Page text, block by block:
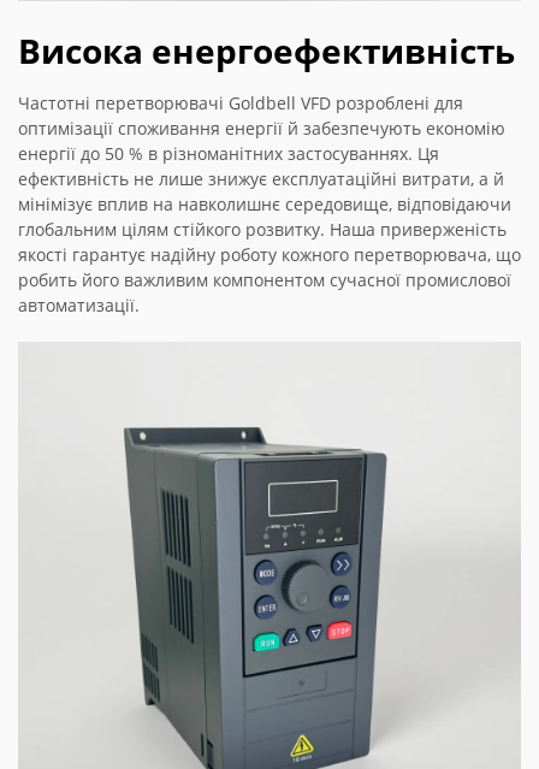
Висока енергоефективність
Частотні перетворювачі Goldbell VFD розроблені для
оптимізації споживання енергії й забезпечують економію
енергії до 50 % в різноманітних застосуваннях. Ця
ефективність не лише знижує експлуатаційні витрати, а й
мінімізує вплив на навколишнє середовище, відповідаючи
глобальним цілям стійкого розвитку. Наша приверженість
якості гарантує надійну роботу кожного перетворювача, що
робить його важливим компонентом сучасної промислової
автоматизації.